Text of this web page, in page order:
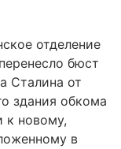
отделение
бюст
Сталина от
здания обкома
к новому,
в